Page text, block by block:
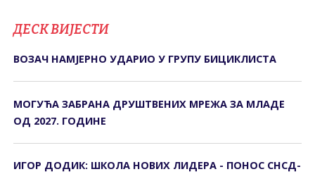
ДЕСК ВИЈЕСТИ
ВОЗАЧ НАМЈЕРНО УДАРИО У ГРУПУ БИЦИКЛИСТА
МОГУЋА ЗАБРАНА ДРУШТВЕНИХ МРЕЖА ЗА МЛАДЕ
ОД 2027. ГОДИНЕ
ИГОР ДОДИК: ШКОЛА НОВИХ ЛИДЕРА - ПОНОС СНСД-